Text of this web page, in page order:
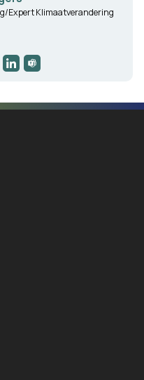
Expert Klimaatverandering